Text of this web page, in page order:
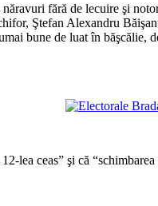
fără de lecuire şi
Ştefan Alexandru
bune de luat în
lea ceas” şi că